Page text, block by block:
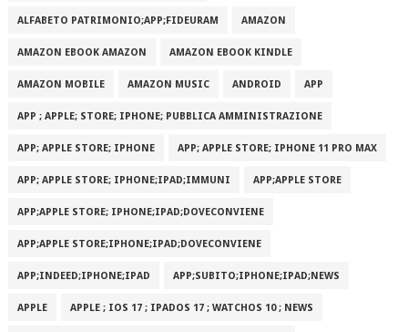
ALFABETO PATRIMONI‪O‬;APP;FIDEURAM AMAZON
AMAZON EBOOK AMAZON AMAZON EBOOK KINDLE
AMAZON MOBILE AMAZON MUSIC ANDROID APP
APP ; APPLE; STORE; IPHONE; PUBBLICA AMMINISTRAZIONE
APP; APPLE STORE; IPHONE APP; APPLE STORE; IPHONE 11 PRO MAX
APP; APPLE STORE; IPHONE;IPAD;IMMUNI APP;APPLE STORE
APP;APPLE STORE; IPHONE;IPAD;DOVECONVIENE
APP;APPLE STORE;IPHONE;IPAD;DOVECONVIENE
APP;INDEED;IPHONE;IPAD APP;SUBITO;IPHONE;IPAD;NEWS
APPLE APPLE ; IOS 17 ; IPADOS 17 ; WATCHOS 10 ; NEWS